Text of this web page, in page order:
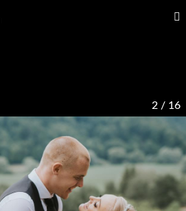
2 / 16